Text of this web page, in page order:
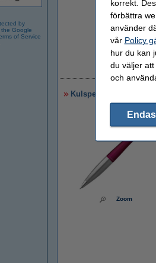
by
the Google
of Service
Kulspetspenna |
Zoom
korrekt.
förbättra
använder
vår Policy
hur du kan
du väljer
och